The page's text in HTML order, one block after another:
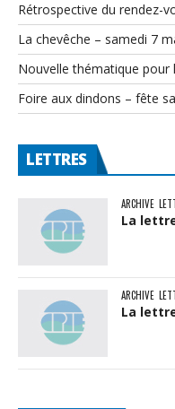
Rétrospective du rendez-
La chevêche – samedi 7
Nouvelle thématique pour
Foire aux dindons – fête
LETTRES
ARCHIVE
La
ARCHIVE
La